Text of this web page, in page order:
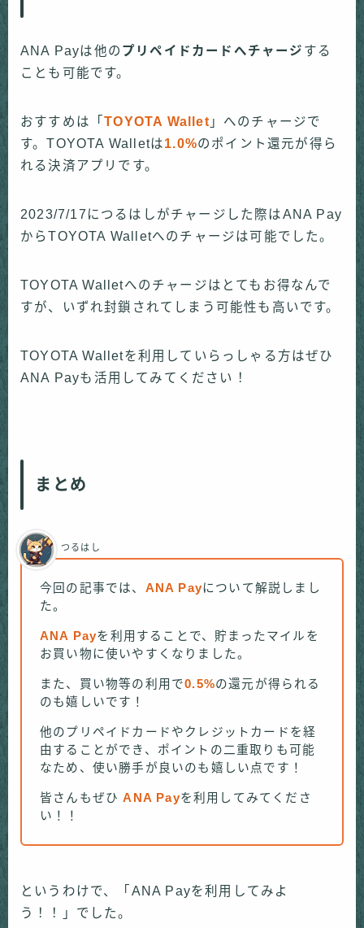
ANA Payは他の プリペイドカードへチャージ する
ことも可能です。
おすすめは「TOYOTA Wallet 」へのチャージで
す。TOYOTA Walletは1.0%のポイント還元が得ら
れる決済アプリです。
2023/7/17につるはしがチャージした際はANA Pay
からTOYOTA Walletへのチャージは可能でした。
TOYOTA Walletへのチャージはとてもお得なんで
すが、いずれ封鎖されてしまう可能性も高いです。
TOYOTA Walletを利用していらっしゃる方はぜひ
ANA Payも活用してみてください！
まとめ
今回の記事では、 ANA Payについて解説しまし
た。
ANA Payを利用することで、貯まったマイルを
お買い物に使いやすくなりました。
また、買い物等の利用で0.5%の還元が得られる
のも嬉しいです！
他のプリペイドカードやクレジットカードを経
由することができ、ポイントの二重取りも可能
なため、使い勝手が良いのも嬉しい点です！
皆さんもぜひANA Payを利用してみてくださ
い！！
つるはし
というわけで、「ANA Payを利用してみよ
う！！」でした。